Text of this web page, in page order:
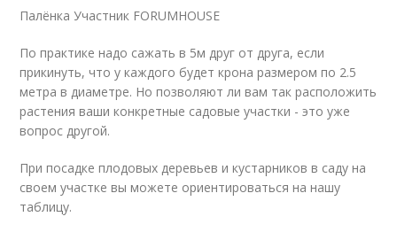
Палёнка Участник FORUMHOUSE
По практике надо сажать в 5м друг от друга, если
прикинуть, что у каждого будет крона размером по 2.5
метра в диаметре. Но позволяют ли вам так расположить
растения ваши конкретные садовые участки - это уже
вопрос другой.
При посадке плодовых деревьев и кустарников в саду на
своем участке вы можете ориентироваться на нашу
таблицу.